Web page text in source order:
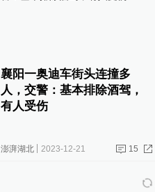
襄阳一奥迪车街头连撞多
人，交警：基本排除酒驾，
有人受伤
澎湃湖北 2023-12-21 15